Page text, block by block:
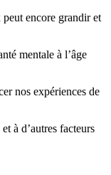
peut encore grandir et
mentale à l’âge
nos expériences de
à d’autres facteurs